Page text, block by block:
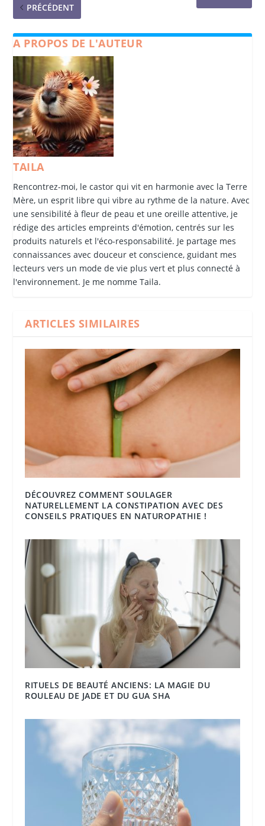
PRÉCÉDENT
A PROPOS DE L'AUTEUR
TAILA
Rencontrez-moi, le castor qui vit en harmonie avec la Terre
Mère, un esprit libre qui vibre au rythme de la nature. Avec
une sensibilité à fleur de peau et une oreille attentive, je
rédige des articles empreints d'émotion, centrés sur les
produits naturels et l'éco-responsabilité. Je partage mes
connaissances avec douceur et conscience, guidant mes
lecteurs vers un mode de vie plus vert et plus connecté à
l'environnement. Je me nomme Taila.
ARTICLES SIMILAIRES
DÉCOUVREZ COMMENT SOULAGER
NATURELLEMENT LA CONSTIPATION AVEC DES
CONSEILS PRATIQUES EN NATUROPATHIE !
RITUELS DE BEAUTÉ ANCIENS: LA MAGIE DU
ROULEAU DE JADE ET DU GUA SHA